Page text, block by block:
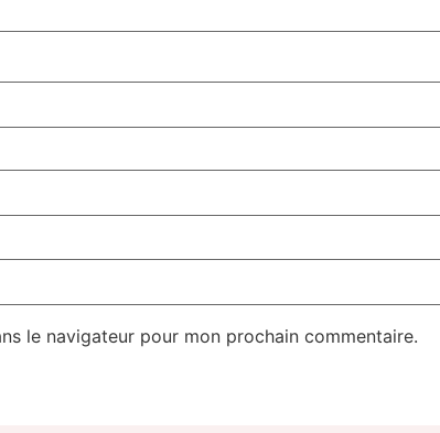
le navigateur pour mon prochain commentaire.